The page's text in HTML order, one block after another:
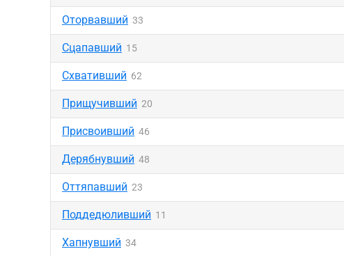
Оторвавший 33
Сцапавший 15
Схвативший 62
Прищучивший 20
Присвоивший 46
Дерябнувший 48
Оттяпавший 23
Поддедюливший 11
Хапнувший 34